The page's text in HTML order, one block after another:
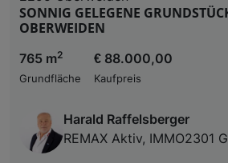
SONNIG GELEGENE
OBERWEIDEN
765 m2
Grundfläche
€ 88.000,00
Kaufpreis
Harald Raffelsberger
REMAX Aktiv, IMMO2301